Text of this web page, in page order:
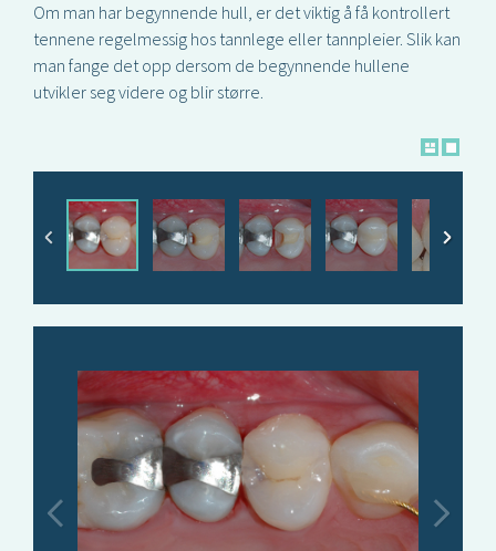
Om man har begynnende hull, er det viktig å få kontrollert
tennene regelmessig hos tannlege eller tannpleier. Slik kan
man fange det opp dersom de begynnende hullene
utvikler seg videre og blir større.